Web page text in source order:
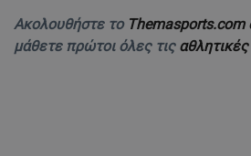
Ακολουθήστε το Themasports.com
μάθετε πρώτοι όλες τις